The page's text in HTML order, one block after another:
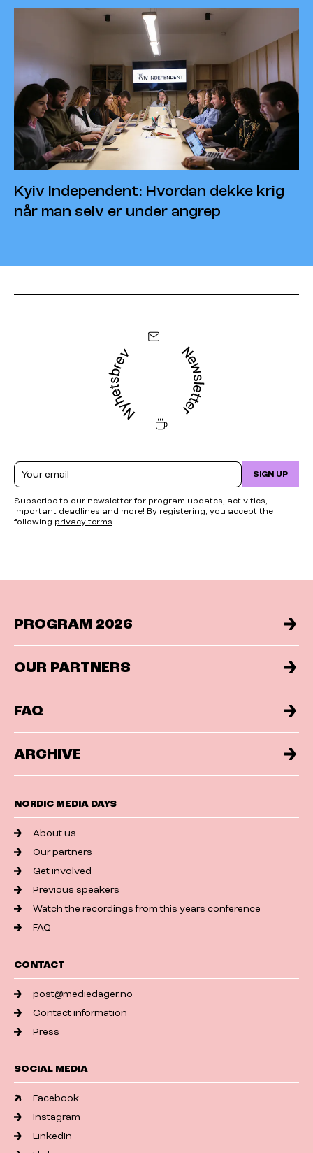
Kyiv Independent: Hvordan dekke krig
når man selv er under angrep
Email SIGN UP
Subscribe to our newsletter for program updates, activities,
important deadlines and more! By registering, you accept the
following privacy terms.
PROGRAM 2026
OUR PARTNERS
FAQ
ARCHIVE
NORDIC MEDIA DAYS
About us
Our partners
Get involved
Previous speakers
Watch the recordings from this years conference
FAQ
CONTACT
post@mediedager.no
Contact information
Press
SOCIAL MEDIA
Facebook
Instagram
LinkedIn